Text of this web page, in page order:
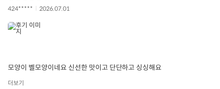
424*****
2026.07.01
모양이 벨모양이네요 신선한 맛이고 단단하고 싱싱해요
더보기